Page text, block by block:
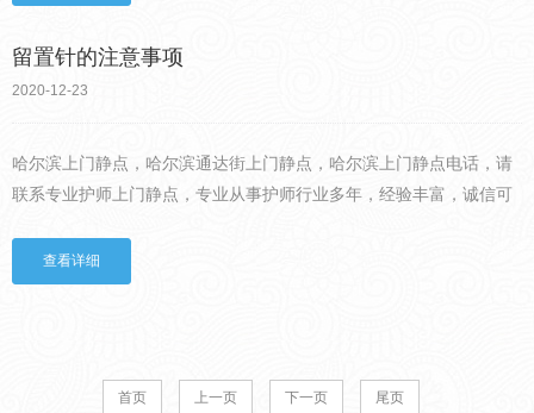
较...
留置针的注意事项
2020-12-23
哈尔滨上门静点，哈尔滨通达街上门静点，哈尔滨上门静点电话，请
联系专业护师上门静点，专业从事护师行业多年，经验丰富，诚信可
如果四肢打了留置针，通常在留置针的部位，不要随便经常的大幅
度...
查看详细
首页 上一页 下一页 尾页